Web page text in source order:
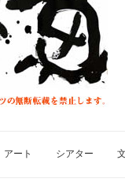
アート シアター